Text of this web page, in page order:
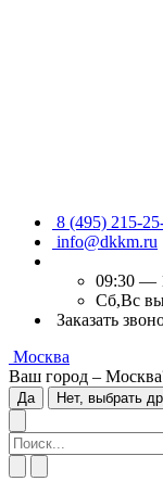
8 (495) 215-
info@dkkm.ru
09:30 —
Сб,Вс
Заказать
Москва
Ваш город –
Да Нет, выбрать